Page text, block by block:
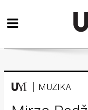
Početna
Vizualne
Teatar
Književnost
MUZIKA